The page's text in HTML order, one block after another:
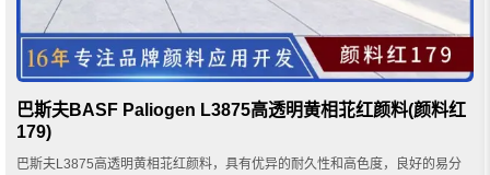
巴斯夫BASF Paliogen L3875高透明黄相苝红颜料(颜料红
179)
巴斯夫L3875高透明黄相苝红颜料，具有优异的耐久性和高色度，良好的易分